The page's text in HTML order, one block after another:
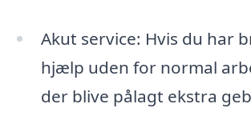
Akut service: Hvis du har
hjælp uden for normal
der blive pålagt ekstra